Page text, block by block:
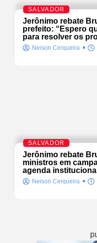
SALVADOR
Jerônimo rebate
prefeito: “Espero
para resolver os
Neison Cerqueira
SALVADOR
Jerônimo rebate
ministros em
agenda
Neison Cerqueira